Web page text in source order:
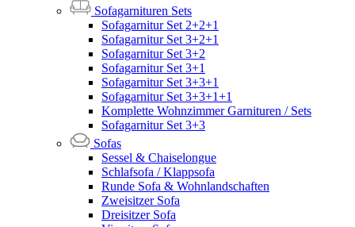
Sofagarnituren Sets
Sofagarnitur Set 2+2+1
Sofagarnitur Set 3+2+1
Sofagarnitur Set 3+2
Sofagarnitur Set 3+1
Sofagarnitur Set 3+3+1
Sofagarnitur Set 3+3+1+1
Komplette Wohnzimmer Garnituren / Sets
Sofagarnitur Set 3+3
Sofas
Sessel & Chaiselongue
Schlafsofa / Klappsofa
Runde Sofa & Wohnlandschaften
Zweisitzer Sofa
Dreisitzer Sofa